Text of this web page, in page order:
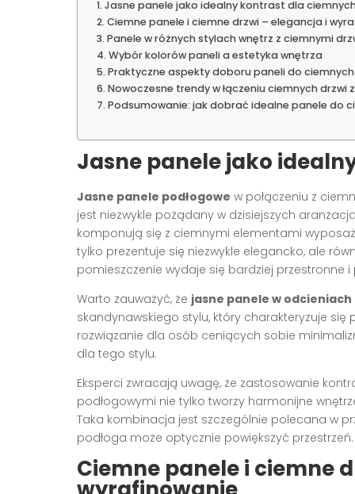
Jasne panele jako idealny kontrast dla
Ciemne panele i ciemne drzwi – elegancja i
Panele w różnych stylach wnętrz z ciemnymi
Wybór kolorów paneli a estetyka wnętrza
Praktyczne aspekty doboru paneli do
Nowoczesne trendy w łączeniu ciemnych drzwi
Podsumowanie: jak dobrać idealne panele do
Jasne panele jako
Jasne panele podłogowe w połączeniu z
jest niezwykle pożądany w dzisiejszych
komponują się z ciemnymi elementami
tylko prezentuje się niezwykle elegancko, ale
pomieszczenie wydaje się bardziej przestronne i
Warto zauważyć, że jasne panele w
skandynawskiego stylu, który charakteryzuje
rozwiązanie dla osób ceniących sobie
dla tego stylu.
Eksperci zwracają uwagę, że zastosowanie
podłogowymi nie tylko tworzy harmonijne
Taka kombinacja jest szczególnie polecana w
podłoga może optycznie powiększyć przestrzeń.
Ciemne panele i ciemne